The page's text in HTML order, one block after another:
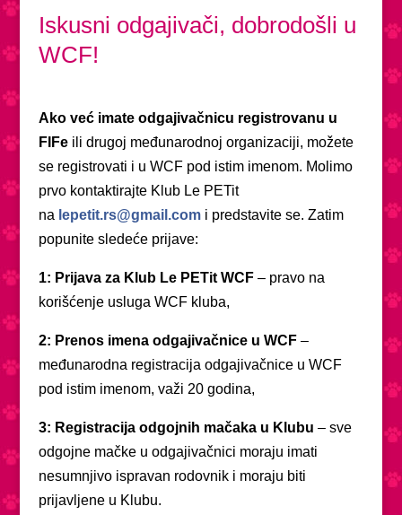
Iskusni odgajivači, dobrodošli u
WCF!
Ako već imate odgajivačnicu registrovanu u
FIFe ili drugoj međunarodnoj organizaciji, možete
se registrovati i u WCF pod istim imenom. Molimo
prvo kontaktirajte Klub Le PETit
na lepetit.rs@gmail.com i predstavite se. Zatim
popunite sledeće prijave:
1: Prijava za Klub Le PETit WCF – pravo na
korišćenje usluga WCF kluba,
2: Prenos imena odgajivačnice u WCF –
međunarodna registracija odgajivačnice u WCF
pod istim imenom, važi 20 godina,
3: Registracija odgojnih mačaka u Klubu – sve
odgojne mačke u odgajivačnici moraju imati
nesumnjivo ispravan rodovnik i moraju biti
prijavljene u Klubu.